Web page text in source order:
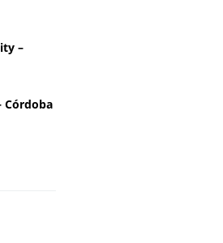
–
Córdoba